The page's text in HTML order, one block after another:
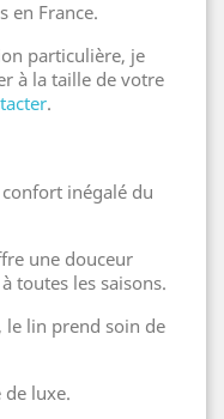
en France.
particulière, je
à la taille de votre
.
inégalé du
une douceur
toutes les saisons.
lin prend soin de
luxe.